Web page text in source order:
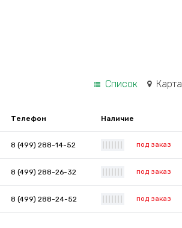
Список Карта
Телефон Наличие
8 (499) 288-14-52 под заказ
8 (499) 288-26-32 под заказ
8 (499) 288-24-52 под заказ